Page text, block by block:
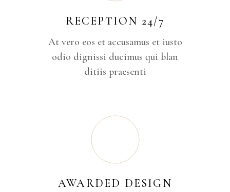
RECEPTION 24/7
At vero eos et accusamus et iusto
odio dignissi ducimus qui blan
ditiis praesenti
AWARDED DESIGN